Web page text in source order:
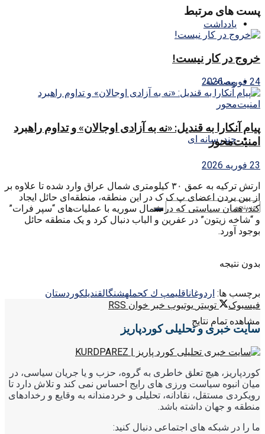
یادداشت
مصاحبه
چندرسانه ای
بدون نتیجه
مشاهده تمام نتایج
پست های مرتبط
خروج در کار نیست!
24 فوریه 2026
پیام آنکارا به قندیل: «نه به آزادی اوجالان» و تداوم راهبرد
امنیت‌محور
23 فوریه 2026
ارتش ترکیه به عمق ۳۰ کیلومتری شمال عراق وارد شده تا علاوه بر
از بین بردن اعضای پ ک ک در این منطقه، منطقه‌ای حائل ایجاد
کند، همان سیاستی که در شمال سوریه با عملیات‌های “سپر فرات”
و “شاخه زیتون” در عفرین و الباب دنبال کرد و یک منطقه حائل
بوجود آورد.
برچسب ها: اردوغاناقليمپ ك كحملهشنگالقنديلكوردستان
فیسبوک
توییتر یوتیوب خبر خوان RSS
سایت خبری و تحلیلی کوردپاریز
کوردپاریز، هیچ تعلق خاطری به گروه، حزب و یا جریان سیاسی، در
میان انبوه سیاست ورزی های رایج احساس نمی کند و تلاش دارد تا
رویکردی مستقل، نقادانه، تحلیلی و خردمندانه به وقایع و رخدادهای
منطقه و جهان داشته باشد.
ما را در شبکه های اجتماعی دنبال کنید: